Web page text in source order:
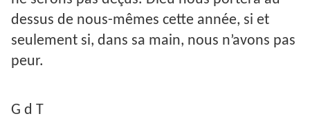
dessus de nous-mêmes cette année, si et
seulement si, dans sa main, nous n’avons pas
peur.
G d T